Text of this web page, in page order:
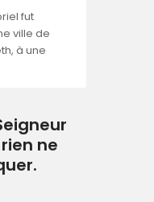
fut
ville de
à une
ne